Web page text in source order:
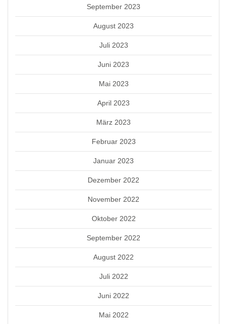
September 2023
August 2023
Juli 2023
Juni 2023
Mai 2023
April 2023
März 2023
Februar 2023
Januar 2023
Dezember 2022
November 2022
Oktober 2022
September 2022
August 2022
Juli 2022
Juni 2022
Mai 2022